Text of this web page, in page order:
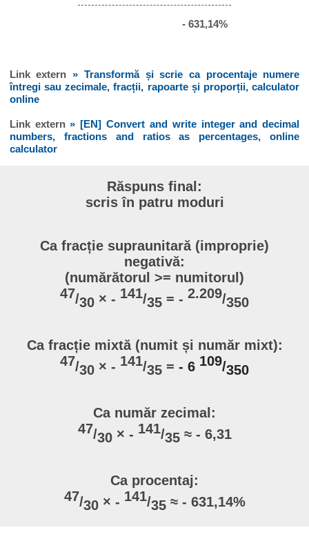
- 631,14%
Link extern» Transformă și scrie ca procentaje numere
întregi sau zecimale, fracții, rapoarte și proporții, calculator
online
Link extern» [EN] Convert and write integer and decimal
numbers, fractions and ratios as percentages, online
calculator
Răspuns final:
scris în patru moduri
Ca fracție supraunitară (improprie)
negativă:
(numărătorul >= numitorul)
47/30 × - 141/35 = - 2.209/350
Ca fracție mixtă (numit și număr mixt):
47/30 × - 141/35 = - 6 109/350
Ca număr zecimal:
47/30× - 141/35 ≈ - 6,31
Ca procentaj:
47/30× - 141/35 ≈ - 631,14%